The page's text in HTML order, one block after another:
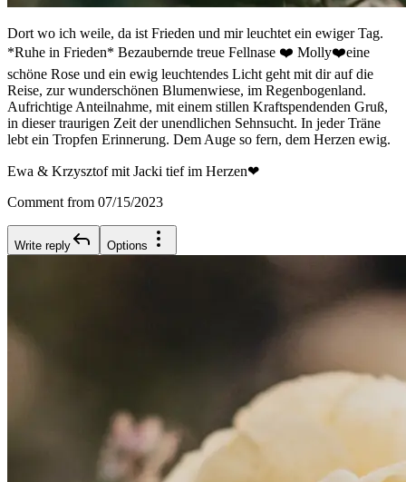
Dort wo ich weile, da ist Frieden und mir leuchtet ein ewiger Tag.
*Ruhe in Frieden* Bezaubernde treue Fellnase ❤️ Molly❤️eine
schöne Rose und ein ewig leuchtendes Licht geht mit dir auf die
Reise, zur wunderschönen Blumenwiese, im Regenbogenland.
Aufrichtige Anteilnahme, mit einem stillen Kraftspendenden Gruß,
in dieser traurigen Zeit der unendlichen Sehnsucht. In jeder Träne
lebt ein Tropfen Erinnerung. Dem Auge so fern, dem Herzen ewig.
Ewa & Krzysztof mit Jacki tief im Herzen❤
Comment from 07/15/2023
Write reply Options